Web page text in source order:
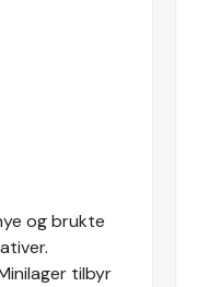
og brukte
tilbyr